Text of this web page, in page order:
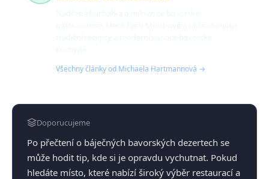
Všechny články od Michaela Hartmannová →
Doporucujeme
Po přečtení o báječných bavorských dezertech se
může hodit tip, kde si je opravdu vychutnat. Pokud
hledáte místo, které nabízí široký výběr restaurací a